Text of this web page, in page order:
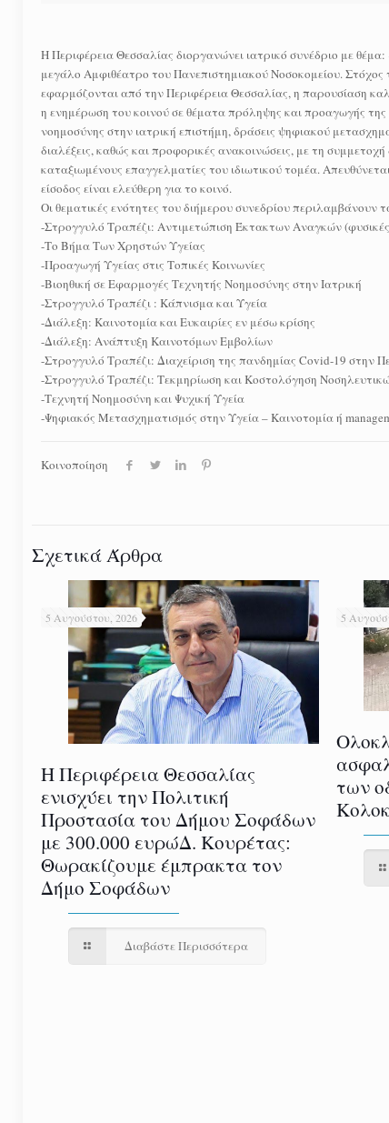
Η Περιφέρεια Θεσσαλίας διοργανώνει ιατρικό συνέδριο με
μεγάλο Αμφιθέατρο του Πανεπιστημιακού Νοσοκομείου.
εφαρμόζονται από την Περιφέρεια Θεσσαλίας, η παρουσίαση
η ενημέρωση του κοινού σε θέματα πρόληψης και προαγωγής
νοημοσύνης στην ιατρική επιστήμη, δράσεις ψηφιακού
διαλέξεις, καθώς και προφορικές ανακοινώσεις, με τη
καταξιωμένους επαγγελματίες του ιδιωτικού τομέα.
είσοδος είναι ελεύθερη για το κοινό.
Οι θεματικές ενότητες του διήμερου συνεδρίου περιλαμβάνουν
-Στρογγυλό Τραπέζι: Αντιμετώπιση Έκτακτων Αναγκών (φυσικές
-Το Βήμα Των Χρηστών Υγείας
-Προαγωγή Υγείας στις Τοπικές Κοινωνίες
-Βιοηθική σε Εφαρμογές Τεχνητής Νοημοσύνης στην Ιατρική
-Στρογγυλό Τραπέζι : Κάπνισμα και Υγεία
-Διάλεξη: Καινοτομία και Ευκαιρίες εν μέσω κρίσης
-Διάλεξη: Ανάπτυξη Καινοτόμων Εμβολίων
-Στρογγυλό Τραπέζι: Διαχείριση της πανδημίας Covid-19 στην
-Στρογγυλό Τραπέζι: Τεκμηρίωση και Κοστολόγηση
-Τεχνητή Νοημοσύνη και Ψυχική Υγεία
-Ψηφιακός Μετασχηματισμός στην Υγεία – Καινοτομία ή
Κοινοποίηση
Σχετικά Άρθρα
5 Αυγούστου, 2026
Η Περιφέρεια Θεσσαλίας
ενισχύει την Πολιτική
Προστασία του Δήμου Σοφάδων
με 300.000 ευρώΔ. Κουρέτας:
Θωρακίζουμε έμπρακτα τον
Δήμο Σοφάδων
Διαβάστε Περισσότερα
5
των